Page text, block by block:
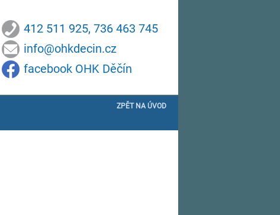
412 511 925, 736 463 745
info@ohkdecin.cz
facebook OHK Děčín
ZPĚT NA ÚVOD